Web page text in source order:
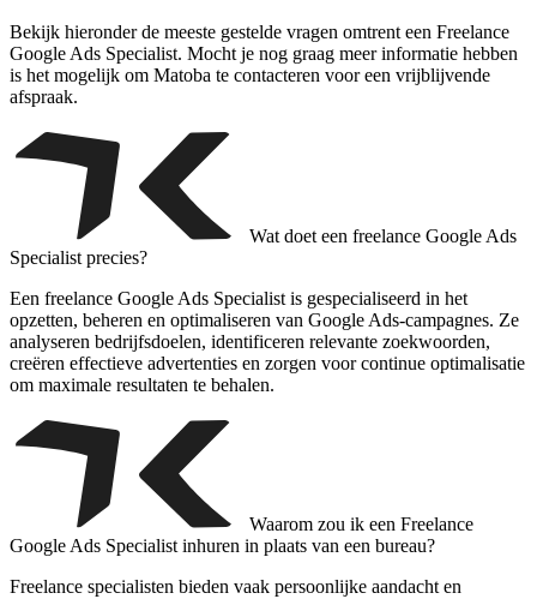
Bekijk hieronder de meeste gestelde vragen omtrent een Freelance
Google Ads Specialist. Mocht je nog graag meer informatie hebben
is het mogelijk om Matoba te contacteren voor een vrijblijvende
afspraak.
Wat doet een freelance Google Ads
Specialist precies?
Een freelance Google Ads Specialist is gespecialiseerd in het
opzetten, beheren en optimaliseren van Google Ads-campagnes. Ze
analyseren bedrijfsdoelen, identificeren relevante zoekwoorden,
creëren effectieve advertenties en zorgen voor continue optimalisatie
om maximale resultaten te behalen.
Waarom zou ik een Freelance
Google Ads Specialist inhuren in plaats van een bureau?
Freelance specialisten bieden vaak persoonlijke aandacht en